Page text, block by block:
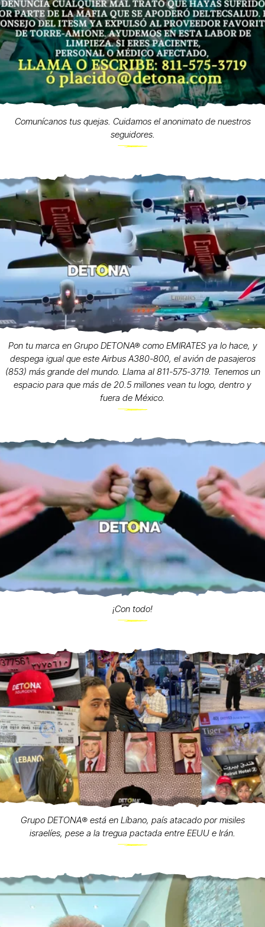
Comunícanos tus quejas. Cuidamos el anonimato de nuestros
seguidores.
Pon tu marca en Grupo DETONA® como EMIRATES ya lo hace, y
despega igual que este Airbus A380-800, el avión de pasajeros
(853) más grande del mundo. Llama al 811-575-3719. Tenemos un
espacio para que más de 20.5 millones vean tu logo, dentro y
fuera de México.
¡Con todo!
Grupo DETONA®️ está en Líbano, país atacado por misiles
israelíes, pese a la tregua pactada entre EEUU e Irán.